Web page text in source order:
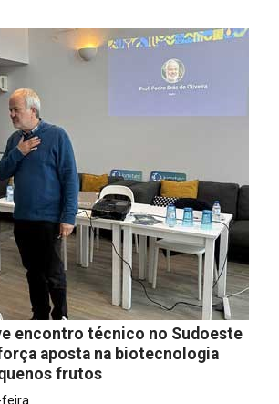
encontro técnico no Sudoeste
aposta na biotecnologia
frutos